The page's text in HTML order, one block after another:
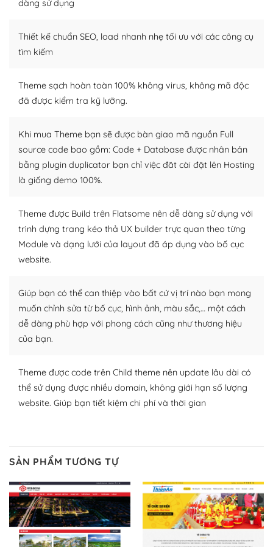
WordPress là nơi lưu trữ cho một diễn đàn cộng đồng
khổng lồ được kiểm duyệt bởi các nhân viên và những
Nếu bạn gặp khó khăn, bạn có thể lên mạng và tìm
kiếm những cộng đồng WordPress, họ sẽ giúp bạn trả
Cộng đồng sử dụng WordPress sẵn sàng hỗ trợ bạn
– Đa dạng plugin và themes
WordPress để tăng thêm các tính năng cần thiết. Có
nhiều plugin trả phí hoặc miễn phí.
Nhờ lượng người dùng đông đảo, thư viện themes và
plugin của WordPress rất phong phú. Bạn có thể thỏa
lập website của mình.
WordPress đa dạng plugin và themes
– Dễ sử dụng
Với mọi Hosting bất kỳ thì WordPress đều có thể dễ
dàng thiết lập vì thực tế nó đã cung cấp khoảng 60%
toàn bộ web.
Dễ dàng lựa chọn Hosting cho website WordPress
– Bảo mật cực tốt
Vì WordPress hiện là nền tảng xây dựng trang web và
blog lớn nhất trên thế giới, quan trọng nhất là bảo vệ
dàng sử dụng
Thiết kế chuẩn SEO, load nhanh nhẹ tối ưu với các công cụ
tìm kiếm
Theme sạch hoàn toàn 100% không virus, không mã độc
đã được kiểm tra kỹ lưỡng.
Khi mua Theme bạn sẽ được bàn giao mã nguồn Full
source code bao gồm: Code + Database được nhân bản
bằng plugin duplicator bạn chỉ việc đăt cài đặt lên Hosting
là giống demo 100%.
Theme được Build trên Flatsome nên dễ dàng sử dụng với
trình dựng trang kéo thả UX builder trực quan theo từng
Module và dạng lưới của layout đã áp dụng vào bố cục
website.
Giúp bạn có thể can thiệp vào bất cứ vị trí nào bạn mong
muốn chỉnh sửa từ bố cục, hình ảnh, màu sắc,… một cách
dễ dàng phù hợp với phong cách cũng như thương hiệu
của bạn.
Theme được code trên Child theme nên update lâu dài có
thể sử dụng được nhiều domain, không giới hạn số lượng
website. Giúp bạn tiết kiệm chi phí và thời gian
SẢN PHẨM TƯƠNG TỰ